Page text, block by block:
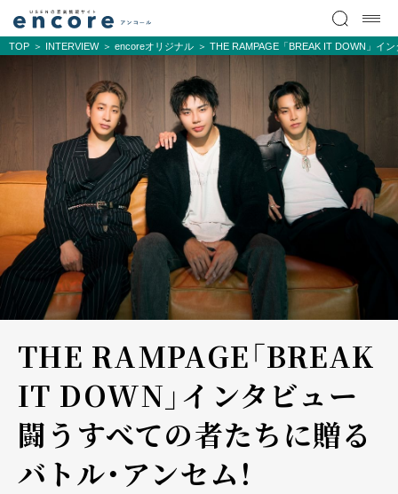
TOP INTERVIEW encoreオリジナル THE RAMPAGE「BREAK IT DOWN」イ
THE RAMPAGE「BREAK
IT DOWN」インタビュー――
闘うすべての者たちに贈る
バトル・アンセム！